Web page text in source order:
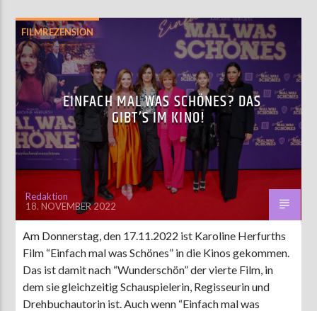
AKTUELLER TRACK
MAGNIFICENT LIES
EMIL BULLS
AKTUELLE SENDUNG
MOEBIUS
00:00 18:00
ZU HÖREN IN Münster90,9 MHz Steinfurt103,9 MHz
FILMREZENSION
EINFACH MAL WAS SCHÖNES? DAS
GIBT’S IM KINO!
Redaktion
18. NOVEMBER 2022
Am Donnerstag, den 17.11.2022 ist Karoline Herfurths
Film “Einfach mal was Schönes” in die Kinos gekommen.
Das ist damit nach “Wunderschön” der vierte Film, in
dem sie gleichzeitig Schauspielerin, Regisseurin und
Drehbuchautorin ist. Auch wenn “Einfach mal was